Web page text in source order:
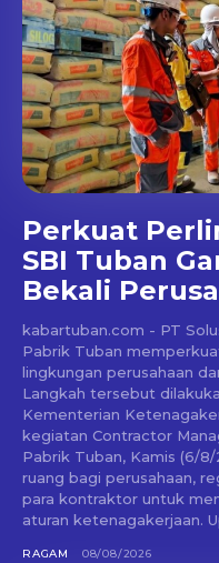
Perkuat
SBI Tuban
Bekali
kabartuban.com - PT
Pabrik Tuban
lingkungan perusahaan
Langkah tersebut
Kementerian
kegiatan Contractor
Pabrik Tuban, Kamis (6/8/2026). Forum
ruang bagi perusahaan,
para kontraktor untuk
aturan ketenagakerjaan.
RAGAM 08/08/2026